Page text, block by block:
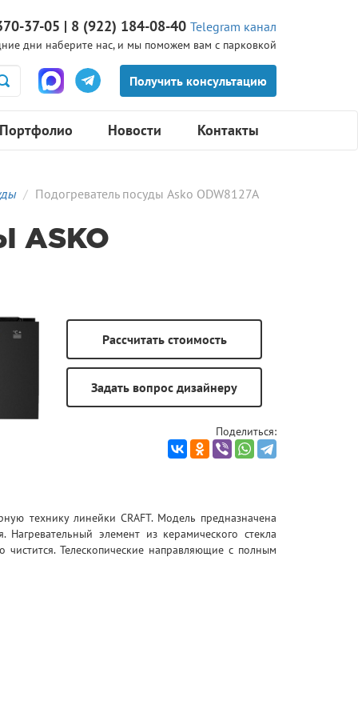
37-05 | 8 (922) 184-08-40 Telegram канал
дни наберите нас, и мы поможем вам с парковкой
Портфолио Новости Контакты
Подогреватель посуды Asko ODW8127A
ASKO
Поделиться:
технику линейки CRAFT. Модель предназначена
Нагревательный элемент из керамического стекла
чистится. Телескопические направляющие с полным